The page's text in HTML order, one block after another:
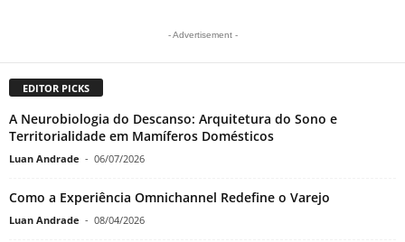
- Advertisement -
EDITOR PICKS
A Neurobiologia do Descanso: Arquitetura do Sono e
Territorialidade em Mamíferos Domésticos
Luan Andrade - 06/07/2026
Como a Experiência Omnichannel Redefine o Varejo
Luan Andrade - 08/04/2026